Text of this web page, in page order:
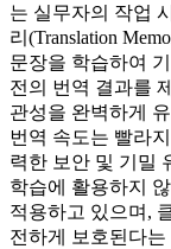
는 실무자의 작업
리(Translation
문장을 학습하여
전의 번역 결과를
관성을 완벽하게
번역 속도는 빨라
력한 보안 및 기밀
학습에 활용하지
적용하고 있으며,
전하게 보호된다는